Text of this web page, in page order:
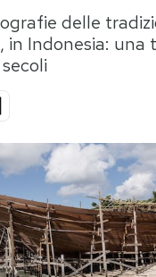
Altrecose
delle
in Indonesia: una